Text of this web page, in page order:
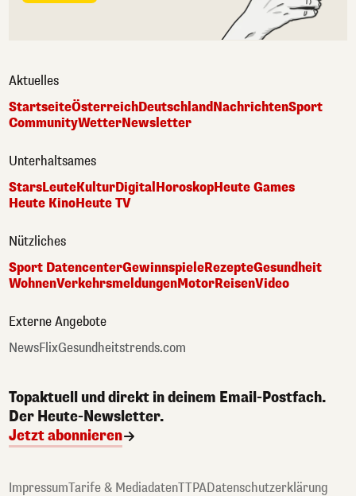
Aktuelles
StartseiteÖsterreichDeutschlandNachrichtenSport
CommunityWetterNewsletter
Unterhaltsames
StarsLeuteKulturDigitalHoroskopHeute Games
Heute KinoHeute TV
Nützliches
Sport DatencenterGewinnspieleRezepteGesundheit
WohnenVerkehrsmeldungenMotorReisenVideo
Externe Angebote
NewsFlixGesundheitstrends.com
Topaktuell und direkt in deinem Email-Postfach.
Der Heute-Newsletter.
Jetzt abonnieren
ImpressumTarife & MediadatenTTPADatenschutzerklärung